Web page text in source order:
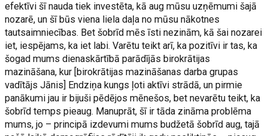
efektīvi šī nauda tiek investēta, kā aug mūsu uzņēmumi šajā
nozarē, un šī būs viena liela daļa no mūsu nākotnes
tautsaimniecības. Bet šobrīd mēs īsti nezinām, kā šai nozarei
iet, iespējams, ka iet labi. Varētu teikt arī, ka pozitīvi ir tas, ka
šogad mums dienaskārtībā parādījās birokrātijas
mazināšana, kur [birokrātijas mazināšanas darba grupas
vadītājs Jānis] Endziņa kungs ļoti aktīvi strādā, un pirmie
panākumi jau ir bijuši pēdējos mēnešos, bet nevarētu teikt, ka
šobrīd temps pieaug. Manuprāt, šī ir tāda zināma problēma
mums, jo – principā izdevumi mums budžetā šobrīd aug, tajā